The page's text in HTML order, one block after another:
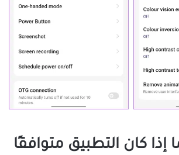
إذا كان التطبيق متوافقًا